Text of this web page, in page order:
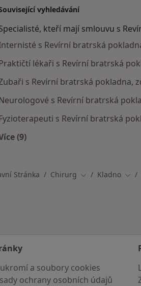
vyhledávání
kteří mají smlouvu s
s Revírní bratrská
lékaři s Revírní bratrská
s Revírní bratrská pokladna,
s Revírní bratrská
s Revírní bratrská
(9)
Stránka Chirurg Změna města
Kladno
a soubory cookies
ochrany osobních údajů